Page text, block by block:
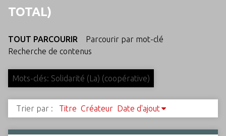
TOTAL)
TOUT PARCOURIR
Parcourir par mot-clé
Recherche de contenus
Mots-clés: Solidarité (La) (coopérative)
Trier par : Titre Créateur Date d'ajout